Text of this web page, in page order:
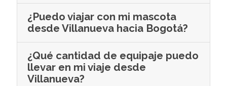
¿Puedo viajar con mi mascota
desde Villanueva hacia Bogotá?
¿Qué cantidad de equipaje puedo
llevar en mi viaje desde
Villanueva?